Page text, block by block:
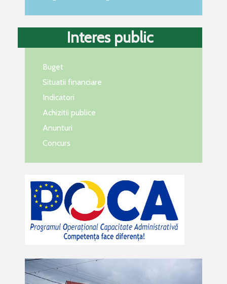
Interes public
Buget
Situatii financiare
Indicatori
Achizitii publice
Anunturi
Concurs